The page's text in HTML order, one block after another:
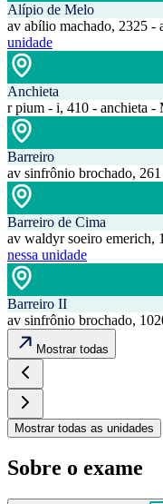
Alípio de Melo
av abílio machado, 2325 -
unidade
Anchieta
r pium - i, 410 - anchieta -
Barreiro
av sinfrônio brochado,
Barreiro de Cima
av waldyr soeiro emerich,
nessa unidade
Barreiro II
av sinfrônio brochado,
Mostrar todas
Mostrar todas as unidades
Sobre o exame